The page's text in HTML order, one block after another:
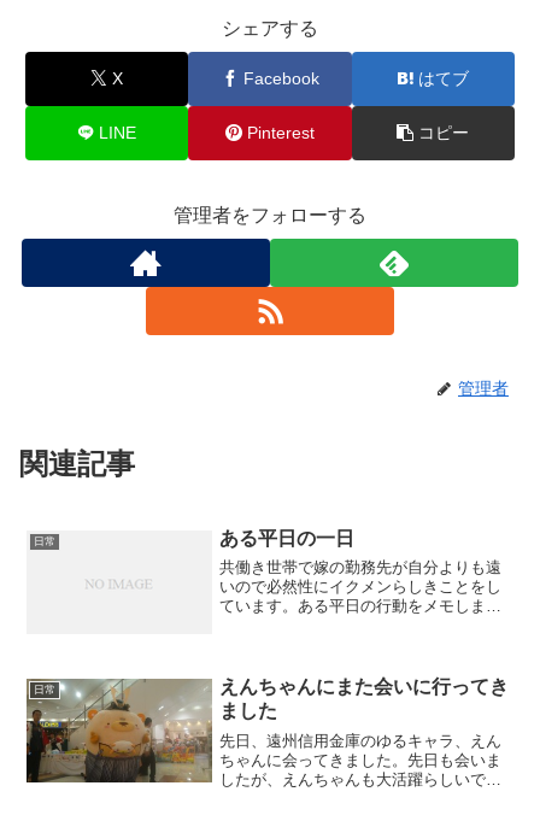
シェアする
X Facebook はてブ
LINE Pinterest コピー
管理者をフォローする
管理者
関連記事
日常 ある平日の一日
共働き世帯で嫁の勤務先が自分よりも遠
いので必然性にイクメンらしきことをし
ています。ある平日の行動をメモしま
6:30 嫁を...
日常
えんちゃんにまた会いに行ってき
ました
先日、遠州信用金庫のゆるキャラ、えん
ちゃんに会ってきました。先日も会いま
したが、えんちゃんも大活躍らしいで